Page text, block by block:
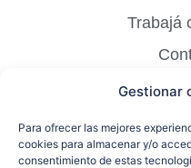
Gestionar
Para ofrecer las mejores
cookies para almacenar y/o
consentimiento de estas
Trabajá